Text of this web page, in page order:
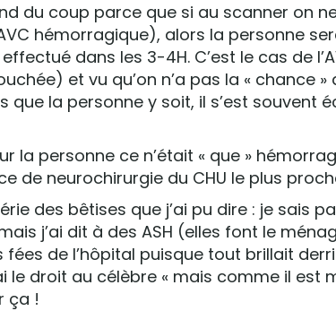
du coup parce que si au scanner on
hémorragique), alors la personne
dans les 3-4H. C’est le cas de
et vu qu’on n’a pas la « chance
que la personne y soit, il s’est souvent
la personne ce n’était « que »
de neurochirurgie du CHU le plus
des bêtises que j’ai pu dire : je sais
j’ai dit à des ASH (elles font le
fées de l’hôpital puisque tout brillait
le droit au célèbre « mais comme il est
ça !